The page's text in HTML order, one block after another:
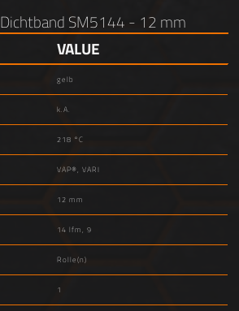
Dichtband SM5144 - 12 mm
VALUE
gelb
k.A.
218 °C
VAP®, VARI
12 mm
14 lfm, 9
Rolle(n)
1